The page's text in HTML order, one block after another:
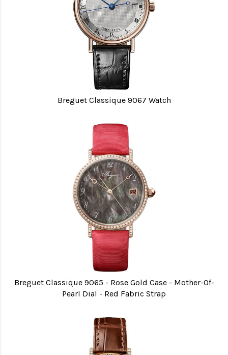
Breguet Classique 9067 Watch
Breguet Classique 9065 - Rose Gold Case - Mother-Of-
Pearl Dial - Red Fabric Strap